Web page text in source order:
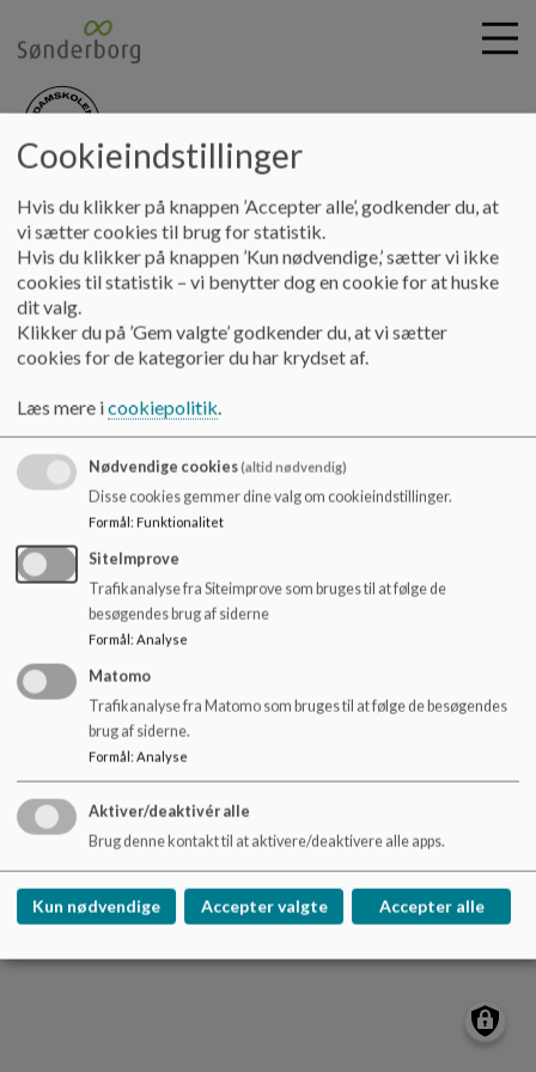
i
nydamskolen
Information Nydamskolens ordensregler
Nydamskolens ordensregler
Nydamskolens ordensregler
Dokumenter
Nydamskolens ordensregler.pdf
Nydamskolen
Skolevej 21, V. Sottrup
nydamskolen@sonderborg.dk
88724391
/tilgaengelighedserklaering
Sitemap
Cookie politik
Cookieindstillinger
Hvis du klikker på knappen ’Accepter alle’, godkender du, at
vi sætter cookies til brug for statistik.
Hvis du klikker på knappen ’Kun nødvendige,’ sætter vi ikke
cookies til statistik – vi benytter dog en cookie for at huske
dit valg.
Klikker du på ’Gem valgte’ godkender du, at vi sætter
cookies for de kategorier du har krydset af.
Læs mere icookiepolitik.
Nødvendige cookies(altid nødvendig)
Disse cookies gemmer dine valg om cookieindstillinger.
Formål: Funktionalitet
SiteImprove
Trafikanalyse fra Siteimprove som bruges til at følge de
besøgendes brug af siderne
Formål: Analyse
Matomo
Trafikanalyse fra Matomo som bruges til at følge de besøgendes
brug af siderne.
Formål: Analyse
Aktiver/deaktivér alle
Brug denne kontakt til at aktivere/deaktivere alle apps.
Kun nødvendige Accepter valgte Accepter alle